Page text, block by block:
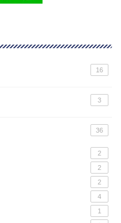
16
3
36
2
2
2
4
1